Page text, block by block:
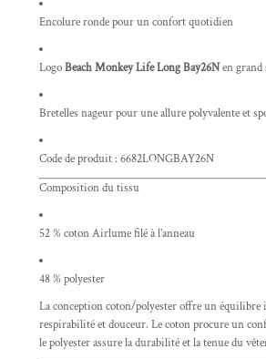
Encolure ronde pour un confort quotidien
LogoBeach Monkey Life Long Bay26Nen grand
Bretelles nageur pour une allure polyvalente et
Code de produit : 6682LONGBAY26N
Composition du tissu
52 % coton Airlume filé à l’anneau
48 % polyester
La conception coton/polyester offre un équilibre
respirabilité et douceur. Le coton procure un
le polyester assure la durabilité et la tenue du